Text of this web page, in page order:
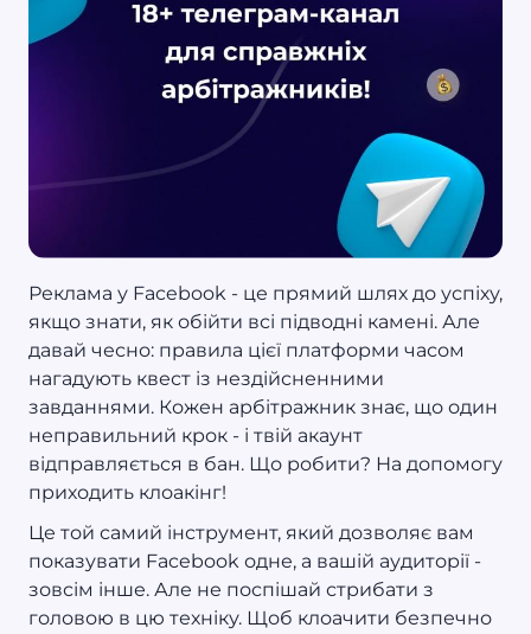
Реклама у Facebook - це прямий шлях до успіху,
якщо знати, як обійти всі підводні камені. Але
давай чесно: правила цієї платформи часом
нагадують квест із нездійсненними
завданнями. Кожен арбітражник знає, що один
неправильний крок - і твій акаунт
відправляється в бан. Що робити? На допомогу
приходить клоакінг!
Це той самий інструмент, який дозволяє вам
показувати Facebook одне, а вашій аудиторії -
зовсім інше. Але не поспішай стрибати з
головою в цю техніку. Щоб клоачити безпечно